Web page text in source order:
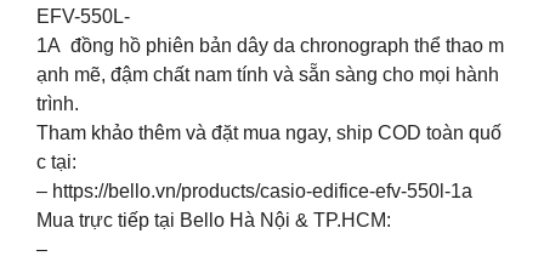
EFV-550L-
1A đồng hồ phiên bản dây da chronograph thể thao m
ạnh mẽ, đậm chất nam tính và sẵn sàng cho mọi hành
trình.
Tham khảo thêm và đặt mua ngay, ship COD toàn quố
c tại:
– https://bello.vn/products/casio-edifice-efv-550l-1a
Mua trực tiếp tại Bello Hà Nội & TP.HCM:
–